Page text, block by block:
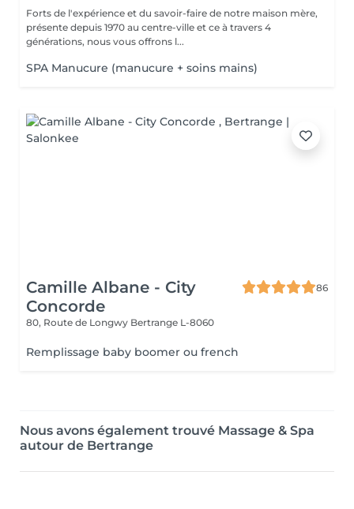
Forts de l'expérience et du savoir-faire de notre maison mère,
présente depuis 1970 au centre-ville et ce à travers 4
générations, nous vous offrons l...
SPA Manucure (manucure + soins mains)
Camille Albane - City
Concorde
86
80, Route de Longwy Bertrange L-8060
Remplissage baby boomer ou french
Nous avons également trouvé Massage & Spa
autour de Bertrange